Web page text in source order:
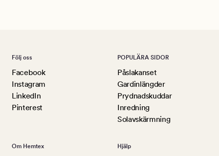
Följ oss
Facebook
Instagram
LinkedIn
Pinterest
POPULÄRA SIDOR
Påslakanset
Gardinlängder
Prydnadskuddar
Inredning
Solavskärmning
Om Hemtex Hjälp